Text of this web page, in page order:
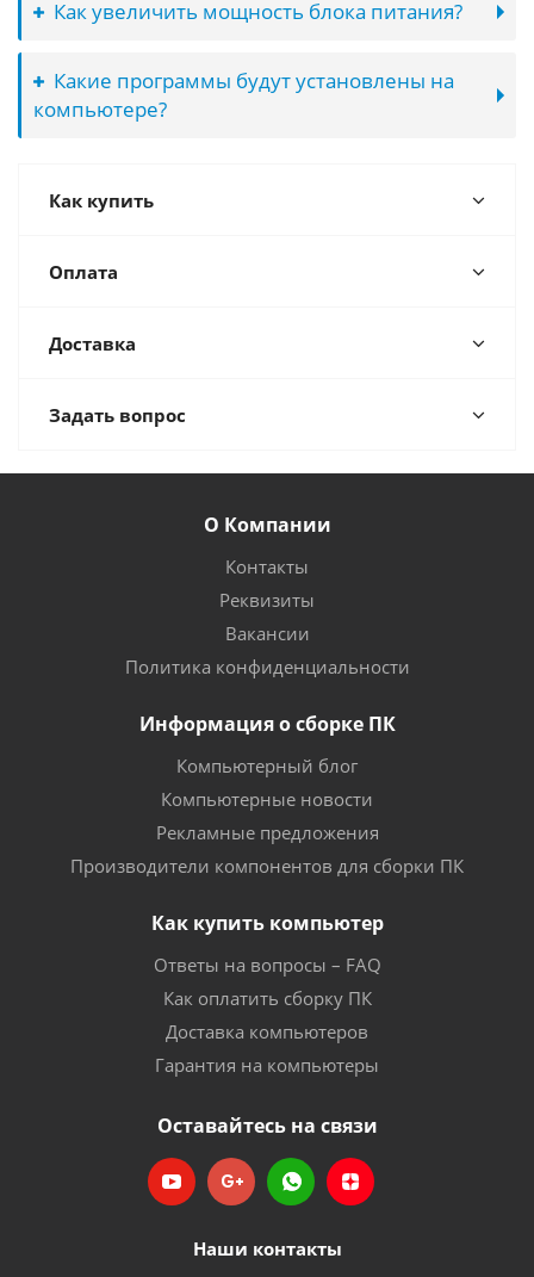
Как увеличить мощность блока питания?
Какие программы будут установлены на
компьютере?
Как купить
Оплата
Доставка
Задать вопрос
О Компании
Контакты
Реквизиты
Вакансии
Политика конфиденциальности
Информация о сборке ПК
Компьютерный блог
Компьютерные новости
Рекламные предложения
Производители компонентов для сборки ПК
Как купить компьютер
Ответы на вопросы – FAQ
Как оплатить сборку ПК
Доставка компьютеров
Гарантия на компьютеры
Оставайтесь на связи
Наши контакты